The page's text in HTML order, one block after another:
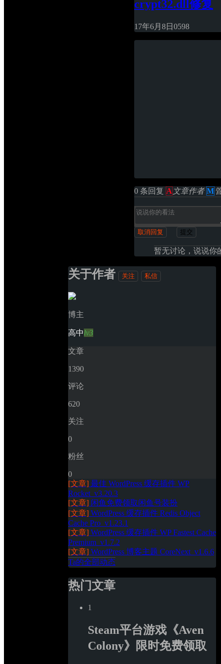
crypt32.dll修复
17年6月8日 0598
0 条回复 A 文章作者 M
取消回复 提交
暂无讨论，说说你
关于作者 关注 私信
博主
高中lv3
文章
1390
评论
620
关注
0
粉丝
0
[文章] 最佳 WordPress 缓存插件 WP
Rocket_v3.20.3
[文章] 闲鱼免费领取闲鱼号装扮
[文章] WordPress 缓存插件 Redis Object
Cache Pro_v1.23.1
[文章] WordPress 缓存插件 WP Fastest Cache
Premium_v1.7.2
[文章] WordPress 博客主题 CoreNext_v1.6.6
Ta的全部动态
热门文章
1
Steam平台游戏《Aven
Colony》限时免费领取